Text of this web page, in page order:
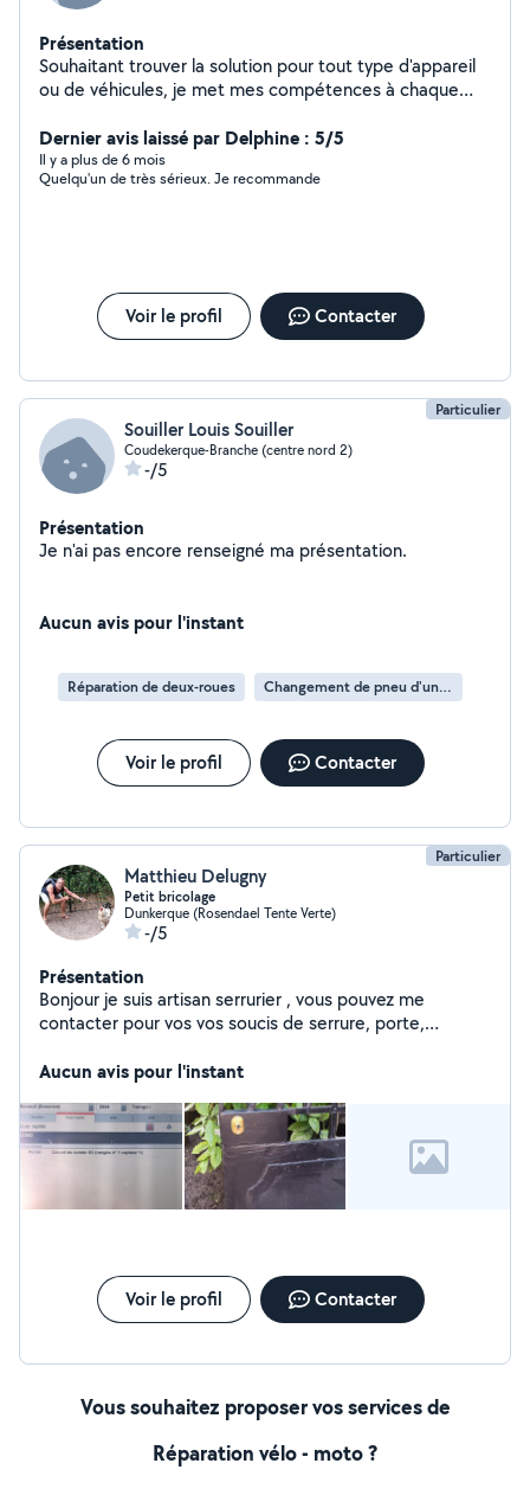
Présentation
Souhaitant trouver la solution pour tout type d'appareil
ou de véhicules, je met mes compétences à chaque
et l'esprit de rendre service sont des adjectifs qui me
qualifient.
Dernier avis laissé par Delphine : 5/5
Il y a plus de 6 mois
Quelqu'un de très sérieux. Je recommande
Voir le profil Contacter
Particulier
Souiller Louis Souiller
Coudekerque-Branche (centre nord 2)
-/5
Présentation
Je n'ai pas encore renseigné ma présentation.
Aucun avis pour l'instant
Réparation de deux-roues Changement de pneu d'un deux-roues
Voir le profil Contacter
Particulier
Matthieu Delugny
Petit bricolage
Dunkerque (Rosendael Tente Verte)
-/5
Présentation
Bonjour je suis artisan serrurier , vous pouvez me
contacter pour vos vos soucis de serrure, porte,
roulant et leurs motorisation
Aucun avis pour l'instant
Voir le profil Contacter
Vous souhaitez proposer vos services de
Réparation vélo - moto ?